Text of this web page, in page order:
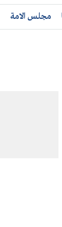
مجلس الامة